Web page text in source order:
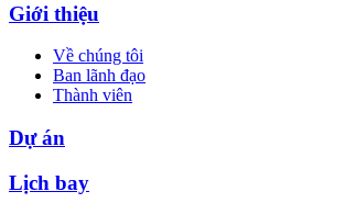
Giới thiệu
Về chúng tôi
Ban lãnh đạo
Thành viên
Dự án
Lịch bay